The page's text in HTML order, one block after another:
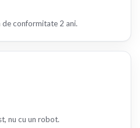
de conformitate 2 ani.
nu cu un robot.